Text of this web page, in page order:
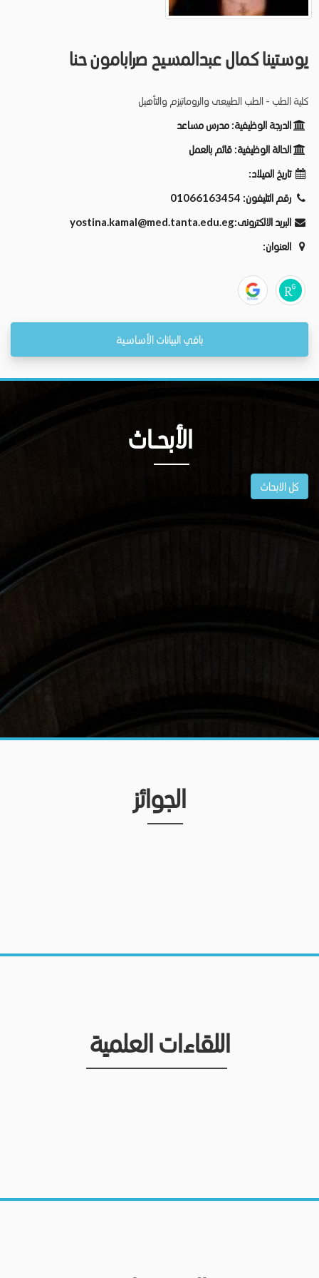
يوستينا كمال عبدالمسيح صرابامون حنا
كلية الطب - الطب الطبيعى والروماتيزم والتأهيل
الدرجة الوظيفية: مدرس مساعد
الحالة الوظيفية: قائم بالعمل
تاريخ الميلاد:
رقم التليفون: 01066163454
البريد الالكترونى:yostina.kamal@med.tanta.edu.eg
العنوان:
باقي البيانات الأساسية
الأبحــاث
كل الابحاث
الجوائز
اللقاءات العلمية